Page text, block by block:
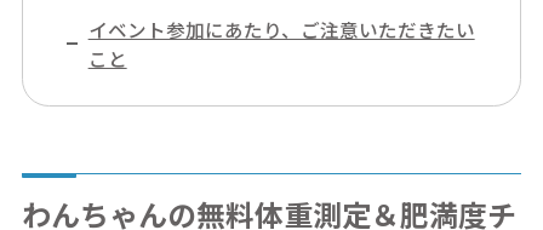
イベント参加にあたり、ご注意いただきたい
こと
わんちゃんの無料体重測定＆肥満度チ